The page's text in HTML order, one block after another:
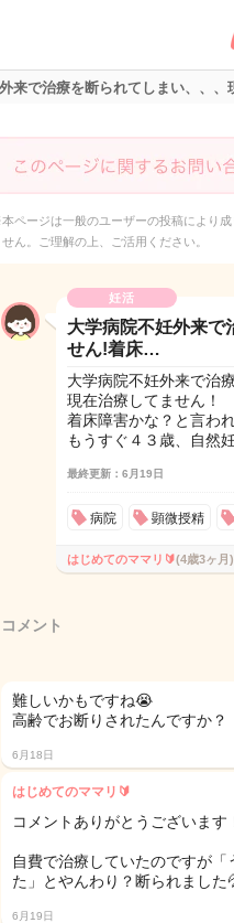
来で治療を断られてしまい、、
ページは一般のユーザーの投稿により
せん。ご理解の上、ご活用ください。
妊活
大学病院不妊外来で
せん!着床…
大学病院不妊外来で治
現在治療してません！
着床障害かな？と言わ
もうすぐ４３歳、自然
最終更新：6月19日
病院 顕微授精
はじめてのママリ🔰(4歳3ヶ月)
コメント
難しいかもですね😭
高齢でお断りされたんですか？
6月18日
はじめてのママリ🔰
コメントありがとうございます
自費で治療していたのですが
た」とやんわり？断られました
6月19日